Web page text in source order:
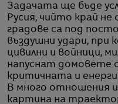
Задачата ще бъде
Русия, чийто край не
градове са под
въздушни удари, при
цивилни и войници,
напуснат домовете
критичната и
В много отношения
картина на